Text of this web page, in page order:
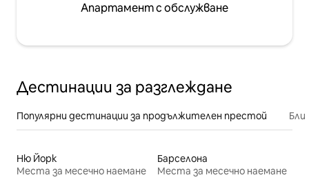
Апартамент с обслужване
Дестинации за разглеждане
Популярни дестинации за продължителен престой
Ню Йорк
Места за месечно наемане
Барселона
Места за месечно наемане